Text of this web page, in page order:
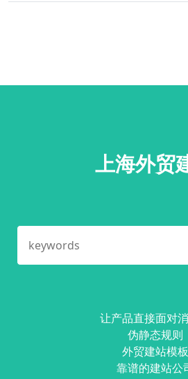
上海外贸
让产品直接面对
伪静态规则
外贸建站模板
靠谱的建站公